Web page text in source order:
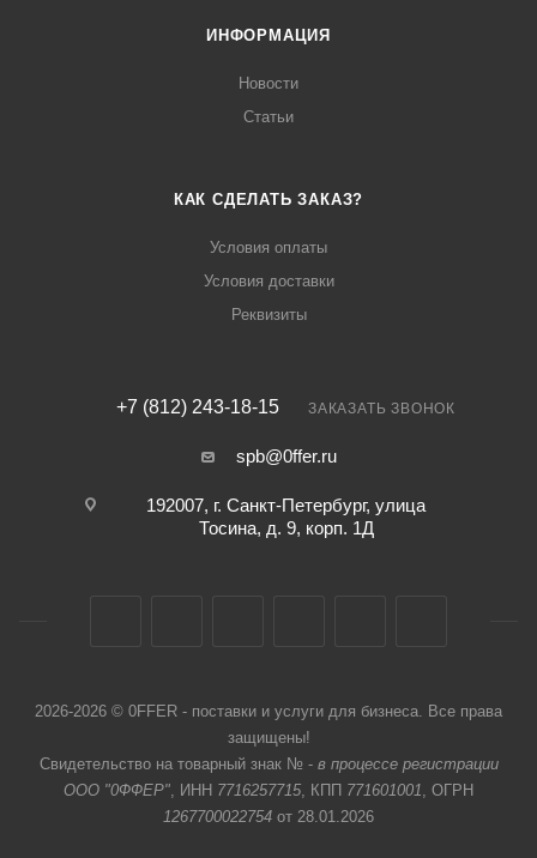
ИНФОРМАЦИЯ
Новости
Статьи
КАК СДЕЛАТЬ ЗАКАЗ?
Условия оплаты
Условия доставки
Реквизиты
+7 (812) 243-18-15 ЗАКАЗАТЬ ЗВОНОК
spb@0ffer.ru
192007, г. Санкт-Петербург, улица
Тосина, д. 9, корп. 1Д
2026-2026 © 0FFER - поставки и услуги для бизнеса. Все права
защищены!
Свидетельство на товарный знак № - в процессе регистрации
ООО "0ФФЕР", ИНН 7716257715, КПП 771601001, ОГРН
1267700022754 от 28.01.2026